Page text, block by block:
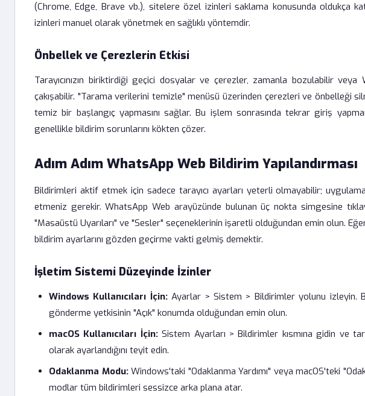
(Chrome, Edge, Brave vb.), sitelere özel izinleri saklama konusunda oldukça
izinleri manuel olarak yönetmek en sağlıklı yöntemdir.
Önbellek ve Çerezlerin Etkisi
Tarayıcınızın biriktirdiği geçici dosyalar ve çerezler, zamanla bozulabilir
çakışabilir. "Tarama verilerini temizle" menüsü üzerinden çerezleri ve önbelleği
temiz bir başlangıç yapmasını sağlar. Bu işlem sonrasında tekrar giriş
genellikle bildirim sorunlarını kökten çözer.
Adım Adım WhatsApp Web Bildirim Yapılandırması
Bildirimleri aktif etmek için sadece tarayıcı ayarları yeterli olmayabilir;
etmeniz gerekir. WhatsApp Web arayüzünde bulunan üç nokta simgesine
"Masaüstü Uyarıları" ve "Sesler" seçeneklerinin işaretli olduğundan emin olun.
bildirim ayarlarını gözden geçirme vakti gelmiş demektir.
İşletim Sistemi Düzeyinde İzinler
Windows Kullanıcıları İçin:Ayarlar > Sistem > Bildirimler yolunu izleyin.
gönderme yetkisinin "Açık" konumda olduğundan emin olun.
macOS Kullanıcıları İçin:Sistem Ayarları > Bildirimler kısmına gidin ve
olarak ayarlandığını teyit edin.
Odaklanma Modu:Windows'taki "Odaklanma Yardımı" veya macOS'teki
modlar tüm bildirimleri sessizce arka plana atar.